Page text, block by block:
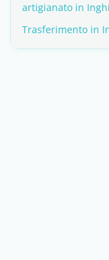
artigianato in
Trasferimento in